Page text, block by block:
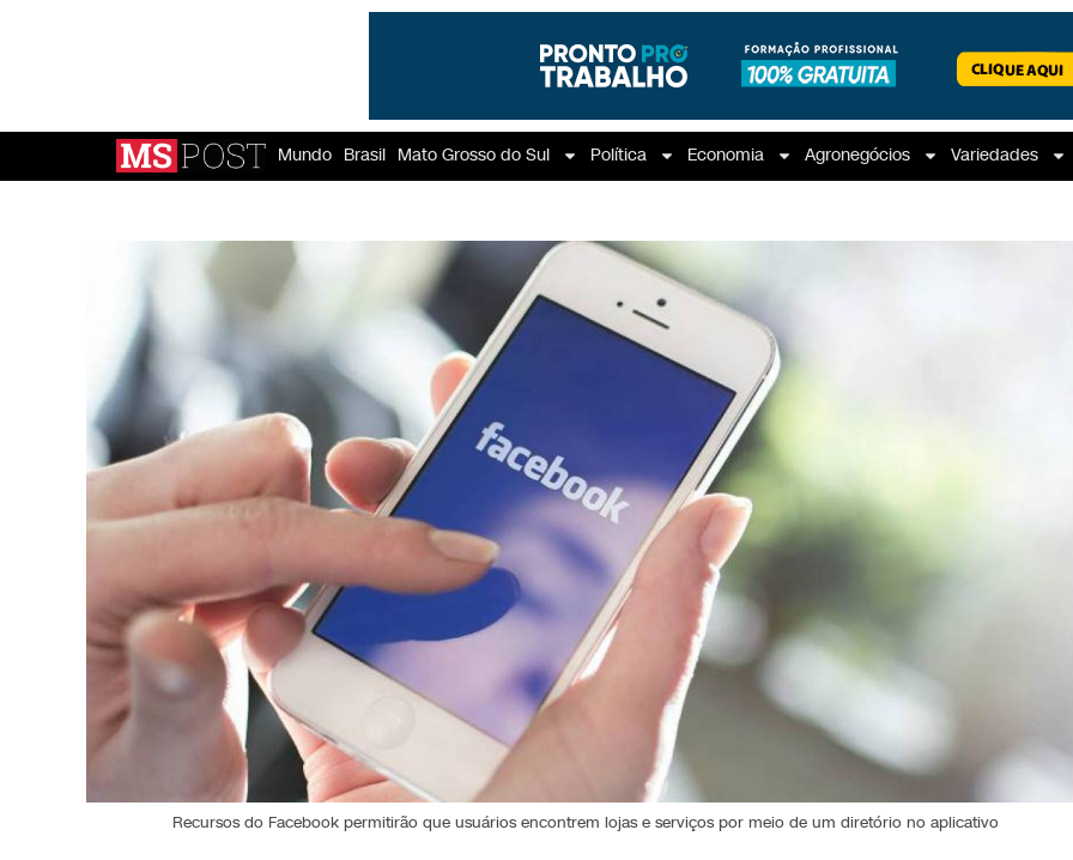
Mundo Brasil Mato Grosso do Sul Política Economia Agronegócios Variedades
Recursos do Facebook permitirão que usuários encontrem lojas e serviços por meio de um diretório no aplicativo